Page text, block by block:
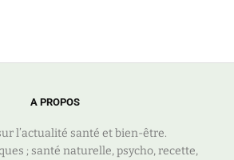
A PROPOS
l’actualité santé et bien-être.
; santé naturelle, psycho, recette,